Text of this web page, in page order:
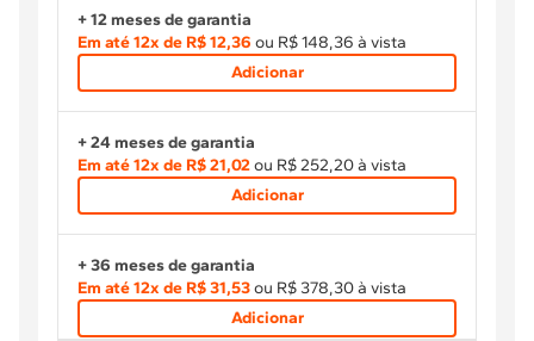
+ 12 meses de garantia
Em até12x de R$ 12,36 ou R$ 148,36 à vista
Adicionar
+ 24 meses de garantia
Em até12x de R$ 21,02ou R$ 252,20 à vista
Adicionar
+ 36 meses de garantia
Em até12x de R$ 31,53ou R$ 378,30 à vista
Adicionar